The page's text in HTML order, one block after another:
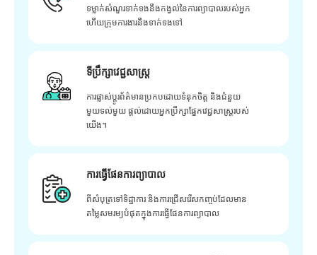
ទម្លាក់សំណួរទាក់ទងនឹងកង្វល់នៃការព្យាបាលរបស់អ្នក
ហើយក្រុមការងារនឹងទាក់ទងទៅ
ទីប្រឹក្សាវេជ្ជសាស្ត្រ
ការផ្លាស់ប្តូរព័ត៌មានប្រកបដោយទំនុកចិត្ត និងជំនួយ
មួយទល់មួយ ផ្តល់ដោយអ្នកប្រឹក្សាផ្នែកវេជ្ជសាស្រ្តរបស់
យើង។
ការធ្វើផែនការព្យាបាល
ពីសំបុត្រទៅទិដ្ឋាការ និងការជ្រើសរើសកញ្ចប់ដែលមាន
តម្លៃសមរម្យបំផុតក្នុងការធ្វើផែនការព្យាបាល